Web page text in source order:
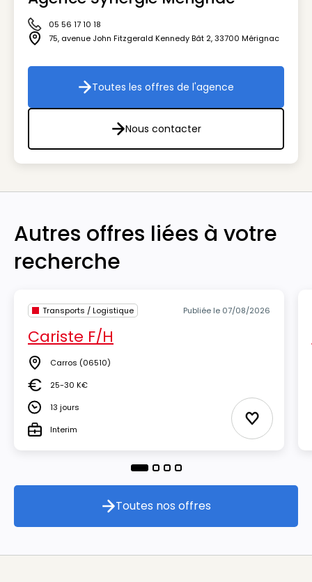
Icône téléphone
05 56 17 10 18
Icône adresse
75, avenue John Fitzgerald Kennedy Bât 2,33700 Mérignac
Toutes les offres de l'agence
Toutes les offres de l'agence
Nous contacter
Nous contacter
Autres offres liées à votre
recherche
Transports / Logistique Publiée le 07/08/2026
Cariste F/H
Lieu Carros (06510)
Salaire25-30 K€
Durée13 jours
TypeInterim Ajouter
Toutes nos offres
Toutes nos offres